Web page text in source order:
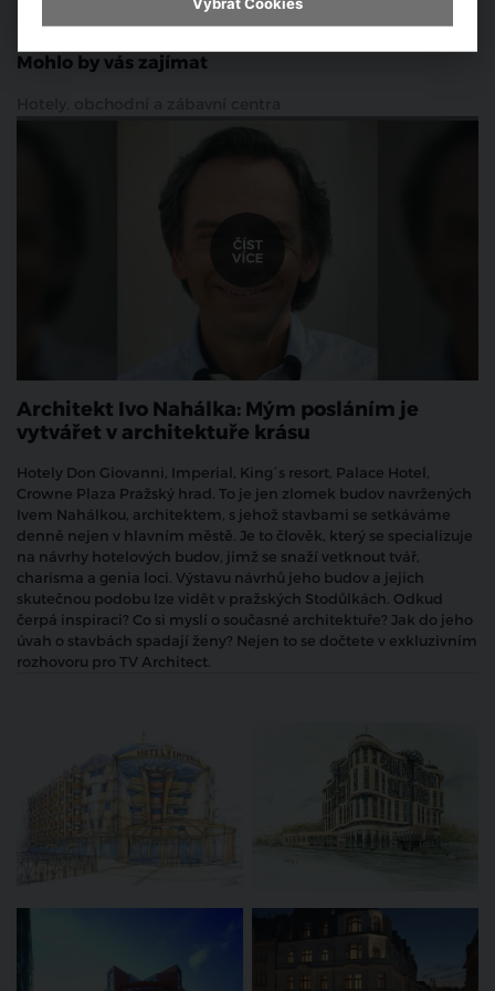
Prahy zapsaném na seznamu UNESCO.
Mohlo by vás zajímat
Architekt Ivo Nahálka: Mým posláním je
vytvářet v architektuře krásu
Hotely Don Giovanni, Imperial, King´s resort, Palace Hotel,
Crowne Plaza Pražský hrad. To je jen zlomek budov navržených
Ivem Nahálkou, architektem, s jehož stavbami se setkáváme
denně nejen v hlavním městě. Je to člověk, který se specializuje
na návrhy hotelových budov, jimž se snaží vetknout tvář,
charisma a genia loci. Výstavu návrhů jeho budov a jejich
skutečnou podobu lze vidět v pražských Stodůlkách. Odkud
čerpá inspiraci? Co si myslí o současné architektuře? Jak do jeho
úvah o stavbách spadají ženy? Nejen to se dočtete v exkluzivním
rozhovoru pro TV Architect.